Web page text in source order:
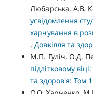
Любарська, А.В.
усвідомлення
харчування в
, Довкілля та
М.П. Гуліч, О.Д.
підлітковому
та здоров'я: Том